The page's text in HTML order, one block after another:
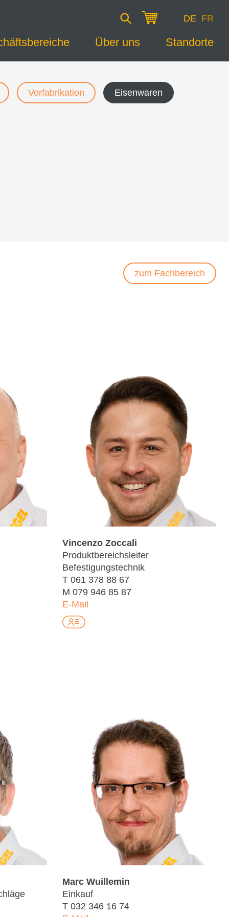
DE FR
Über uns Standorte
Vorfabrikation Eisenwaren
zum Fachbereich
Vincenzo Zoccali
Produktbereichsleiter
Befestigungstechnik
T 061 378 88 67
M 079 946 85 87
E-Mail
Marc Wuillemin
Einkauf
T 032 346 16 74